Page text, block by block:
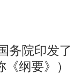
院印发了
《纲要》）